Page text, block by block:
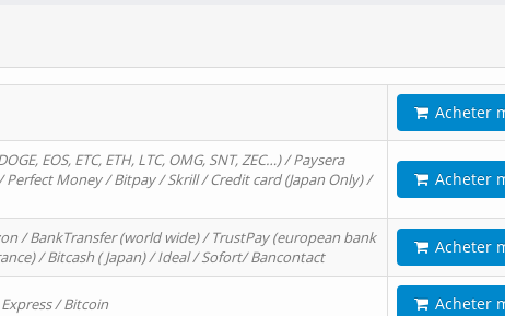
Acheter
EOS, ETC, ETH, LTC, OMG, SNT, ZEC…) / Paysera
Perfect Money / Bitpay / Skrill / Credit card (Japan Only) /
Acheter
/ BankTransfer (world wide) / TrustPay (european bank
/ Bitcash ( Japan) / Ideal / Sofort/ Bancontact
Acheter
/ Bitcoin Acheter